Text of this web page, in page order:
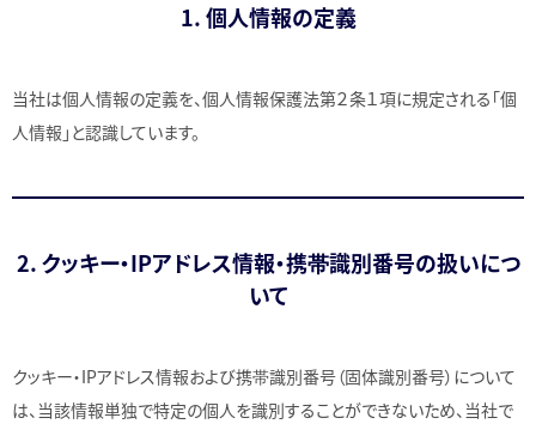
1. 個人情報の定義
当社は個人情報の定義を、個人情報保護法第２条１項に規定される「個
人情報」と認識しています。
2. クッキー・IPアドレス情報・携帯識別番号の扱いにつ
いて
クッキー・IPアドレス情報および携帯識別番号（固体識別番号）について
は、当該情報単独で特定の個人を識別することができないため、当社で